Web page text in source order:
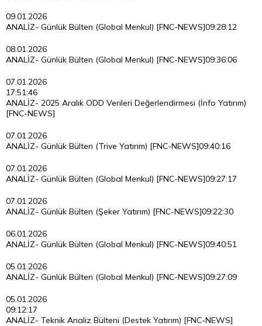
09.01.2026
09:28:12
ANALİZ- Günlük Bülten (Global Menkul) [FNC-NEWS]
08.01.2026
09:36:06
ANALİZ- Günlük Bülten (Global Menkul) [FNC-NEWS]
07.01.2026
17:51:46
ANALİZ- 2025 Aralık ODD Verileri Değerlendirmesi (İnfo Yatırım)
[FNC-NEWS]
07.01.2026
09:40:16
ANALİZ- Günlük Bülten (Trive Yatırım) [FNC-NEWS]
07.01.2026
09:27:17
ANALİZ- Günlük Bülten (Global Menkul) [FNC-NEWS]
07.01.2026
09:22:30
ANALİZ- Günlük Bülten (Şeker Yatırım) [FNC-NEWS]
06.01.2026
09:40:51
ANALİZ- Günlük Bülten (Global Menkul) [FNC-NEWS]
05.01.2026
09:27:09
ANALİZ- Günlük Bülten (Global Menkul) [FNC-NEWS]
05.01.2026
09:12:17
ANALİZ- Teknik Analiz Bülteni (Destek Yatırım) [FNC-NEWS]